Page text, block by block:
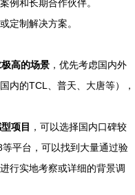
例和长期合作伙伴。
定制解决方案。
高的场景 ，优先考虑国内外
内的TCL、普天、大唐等），
项目 ，可以选择国内口碑较
平台，可以找到大量通过验
行实地考察或详细的背景调